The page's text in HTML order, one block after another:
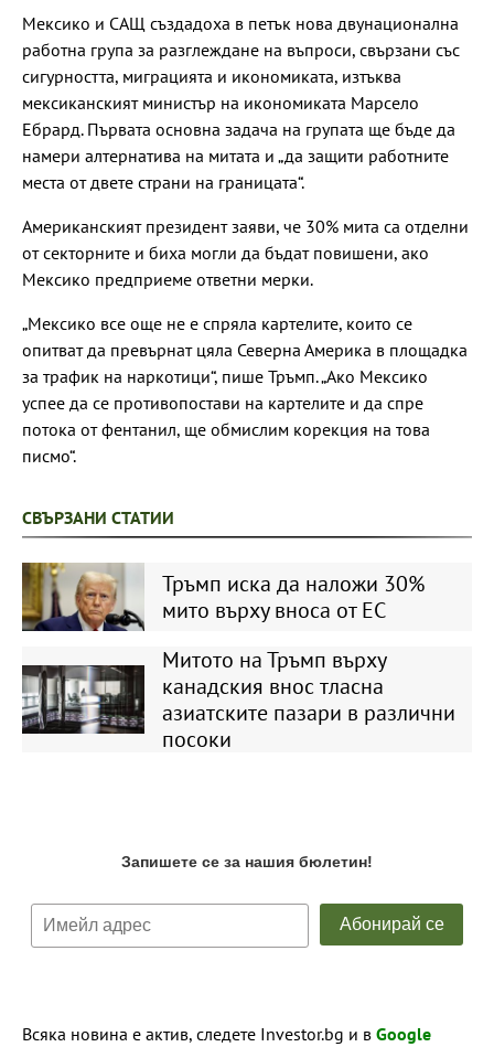
Мексико и САЩ създадоха в петък нова двунационална
работна група за разглеждане на въпроси, свързани със
сигурността, миграцията и икономиката, изтъква
мексиканският министър на икономиката Марсело
Ебрард. Първата основна задача на групата ще бъде да
намери алтернатива на митата и „да защити работните
места от двете страни на границата“.
Американският президент заяви, че 30% мита са отделни
от секторните и биха могли да бъдат повишени, ако
Мексико предприеме ответни мерки.
„Мексико все още не е спряла картелите, които се
опитват да превърнат цяла Северна Америка в площадка
за трафик на наркотици“, пише Тръмп. „Ако Мексико
успее да се противопостави на картелите и да спре
потока от фентанил, ще обмислим корекция на това
писмо“.
СВЪРЗАНИ СТАТИИ
Тръмп иска да наложи 30%
мито върху вноса от ЕС
Митото на Тръмп върху
канадския внос тласна
азиатските пазари в различни
посоки
Всяка новина е актив, следете Investor.bg и в Google